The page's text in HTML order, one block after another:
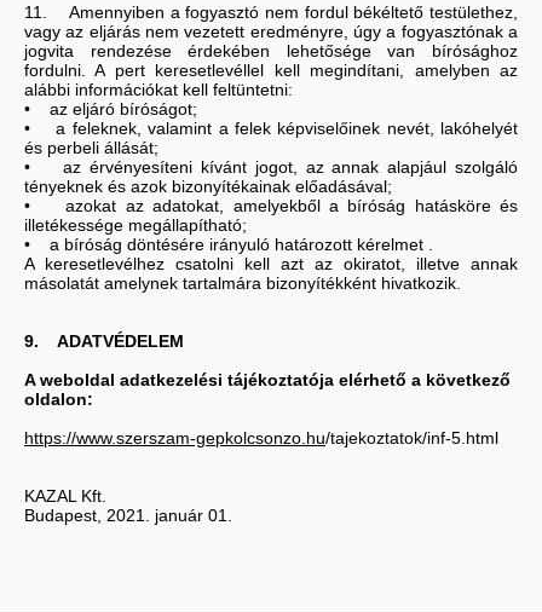
11. Amennyiben a fogyasztó nem fordul békéltető testülethez,
vagy az eljárás nem vezetett eredményre, úgy a fogyasztónak a
jogvita rendezése érdekében lehetősége van bírósághoz
fordulni. A pert keresetlevéllel kell megindítani, amelyben az
alábbi információkat kell feltüntetni:
• az eljáró bíróságot;
• a feleknek, valamint a felek képviselőinek nevét, lakóhelyét
és perbeli állását;
• az érvényesíteni kívánt jogot, az annak alapjául szolgáló
tényeknek és azok bizonyítékainak előadásával;
• azokat az adatokat, amelyekből a bíróság hatásköre és
illetékessége megállapítható;
• a bíróság döntésére irányuló határozott kérelmet .
A keresetlevélhez csatolni kell azt az okiratot, illetve annak
másolatát amelynek tartalmára bizonyítékként hivatkozik.
9. ADATVÉDELEM
A weboldal adatkezelési tájékoztatója elérhető a következő
oldalon:
https://www.szerszam-gepkolcsonzo.hu/tajekoztatok/inf-5.html
KAZAL Kft.
Budapest, 2021. január 01.